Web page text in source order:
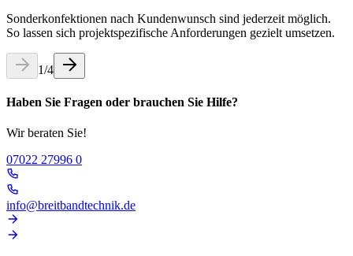
Sonderkonfektionen nach Kundenwunsch sind jederzeit möglich.
So lassen sich projektspezifische Anforderungen gezielt umsetzen.
1/4
Haben Sie Fragen oder brauchen Sie Hilfe?
Wir beraten Sie!
07022 27996 0
info@breitbandtechnik.de